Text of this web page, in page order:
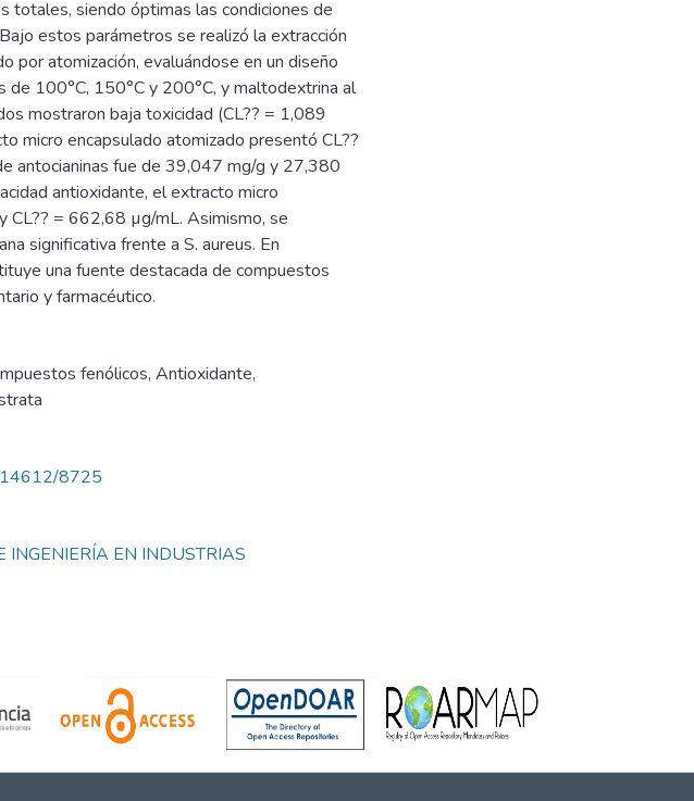
siendo óptimas las condiciones de
estos parámetros se realizó la extracción
por atomización, evaluándose en un diseño
100°C, 150°C y 200°C, y maltodextrina al
mostraron baja toxicidad (CL?? = 1,089
micro encapsulado atomizado presentó CL??
antocianinas fue de 39,047 mg/g y 27,380
antioxidante, el extracto micro
CL?? = 662,68 µg/mL. Asimismo, se
significativa frente a S. aureus. En
una fuente destacada de compuestos
y farmacéutico.
fenólicos, Antioxidante,
8725
INGENIERÍA EN INDUSTRIAS